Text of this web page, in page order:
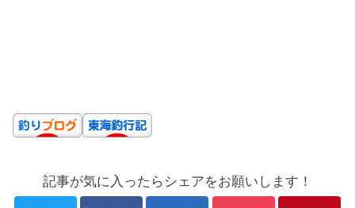
記事が気に入ったらシェアをお願いします！